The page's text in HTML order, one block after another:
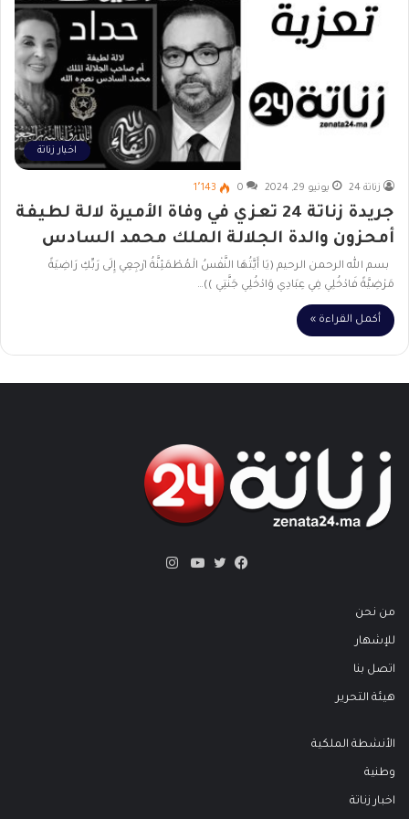
اخبار زناتة
زناتة 24 يونيو 29, 2024 0 1٬143
جريدة زناتة 24 تعزي في وفاة الأميرة لالة لطيفة
أمحزون والدة الجلالة الملك محمد السادس
بسم الله الرحمن الرحيم (يَا أَيَّتُهَا النَّفْسُ الْمُطْمَئِنَّةُ ارْجِعِي إِلَى رَبِّكِ رَاضِيَةً
مَرْضِيَّةً فَادْخُلِي فِي عِبَادِي وَادْخُلِي جَنَّتِي ))…
أكمل القراءة »
من نحن
للإشهار
اتصل بنا
هيئة التحرير
الأنشطة الملكية
وطنية
اخبار زناتة